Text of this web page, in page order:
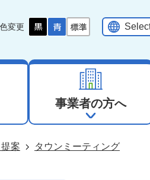
変更
事業者の方へ
案
タウンミーティング